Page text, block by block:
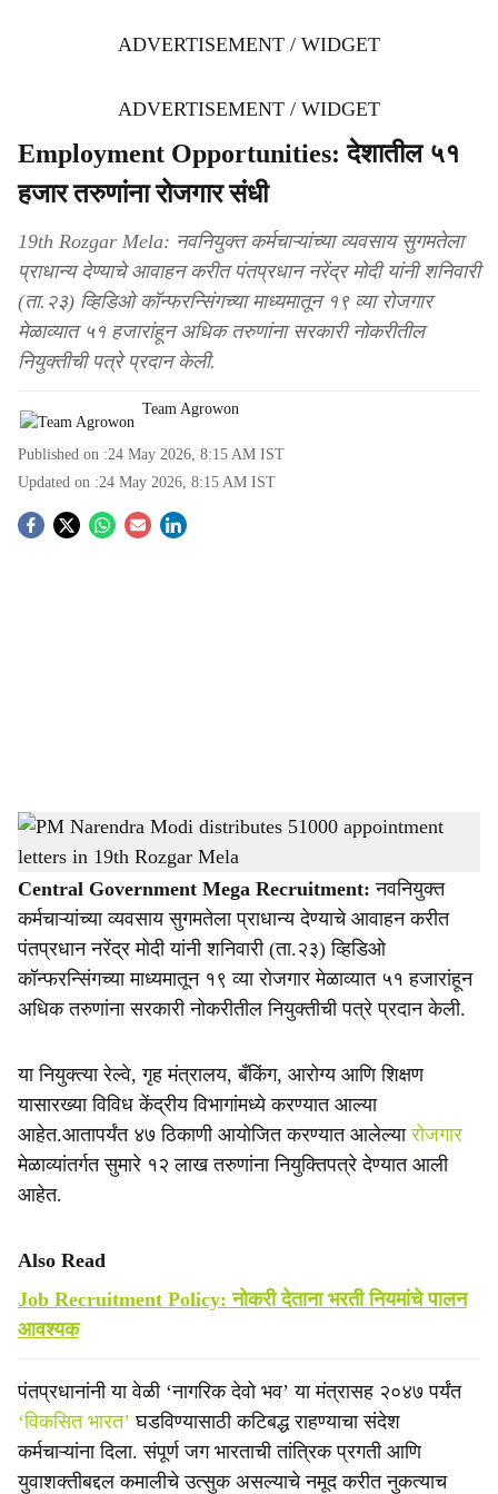
ADVERTISEMENT / WIDGET
ADVERTISEMENT / WIDGET
Employment Opportunities: देशातील ५१
हजार तरुणांना रोजगार संधी
19th Rozgar Mela: नवनियुक्त कर्मचाऱ्यांच्या व्यवसाय सुगमतेला
प्राधान्य देण्याचे आवाहन करीत पंतप्रधान नरेंद्र मोदी यांनी शनिवारी
(ता.२३) व्हिडिओ कॉन्फरन्सिंगच्या माध्यमातून १९ व्या रोजगार
मेळाव्यात ५१ हजारांहून अधिक तरुणांना सरकारी नोकरीतील
नियुक्तीची पत्रे प्रदान केली.
Team Agrowon
Published on :24 May 2026, 8:15 AM IST
Updated on :24 May 2026, 8:15 AM IST
S
h
a
r
e
PM Narendra Modi distributes 51000 appointment letters in 19th Rozgar Mela-
Agrowon
Central Government Mega Recruitment: नवनियुक्त
कर्मचाऱ्यांच्या व्यवसाय सुगमतेला प्राधान्य देण्याचे आवाहन करीत
पंतप्रधान नरेंद्र मोदी यांनी शनिवारी (ता.२३) व्हिडिओ
कॉन्फरन्सिंगच्या माध्यमातून १९ व्या रोजगार मेळाव्यात ५१ हजारांहून
अधिक तरुणांना सरकारी नोकरीतील नियुक्तीची पत्रे प्रदान केली.
या नियुक्त्या रेल्वे, गृह मंत्रालय, बँकिंग, आरोग्य आणि शिक्षण
यासारख्या विविध केंद्रीय विभागांमध्ये करण्यात आल्या
आहेत.आतापर्यंत ४७ ठिकाणी आयोजित करण्यात आलेल्यारोजगार
मेळाव्यांतर्गत सुमारे १२ लाख तरुणांना नियुक्तिपत्रे देण्यात आली
आहेत.
Also Read
Job Recruitment Policy: नोकरी देताना भरती नियमांचे पालन
आवश्‍यक
पंतप्रधानांनी या वेळी ‘नागरिक देवो भव’ या मंत्रासह २०४७ पर्यंत
‘विकसित भारत’घडविण्यासाठी कटिबद्ध राहण्याचा संदेश
कर्मचाऱ्यांना दिला. संपूर्ण जग भारताची तांत्रिक प्रगती आणि
युवाशक्तीबद्दल कमालीचे उत्सुक असल्याचे नमूद करीत नुकत्याच